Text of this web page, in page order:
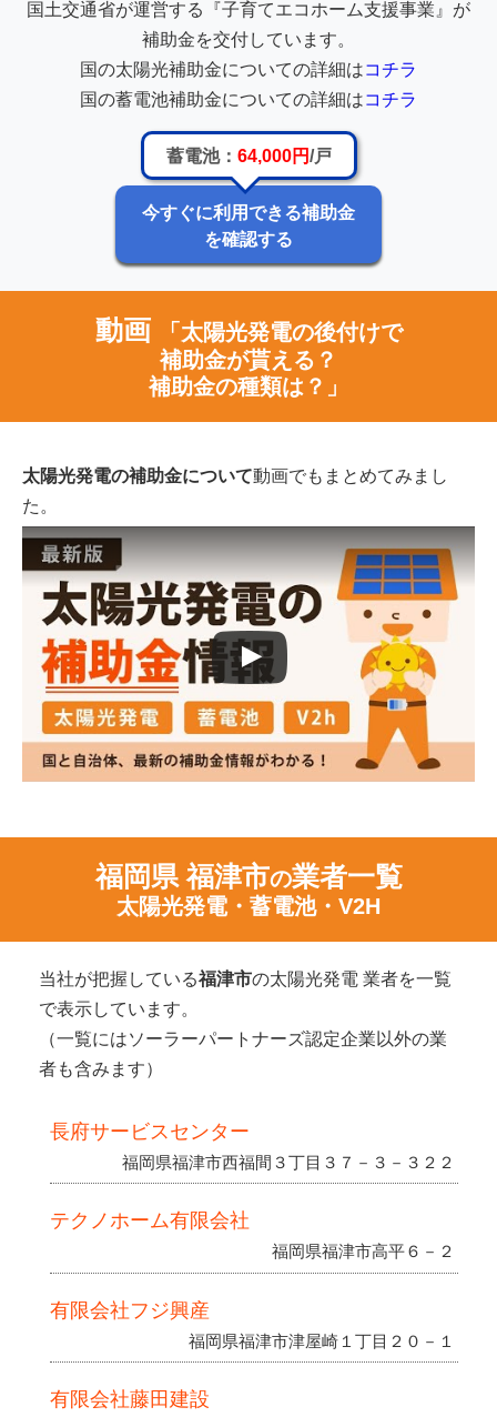
国土交通省が運営する『子育てエコホーム支援事業』が
補助金を交付しています。
国の太陽光補助金についての詳細はコチラ
国の蓄電池補助金についての詳細はコチラ
蓄電池： 64,000円/戸
今すぐに利用できる補助金
を確認する
動画
「太陽光発電の後付けで
補助金が貰える？
補助金の種類は？」
太陽光発電の補助金について動画でもまとめてみまし
た。
福岡県 福津市の業者一覧
太陽光発電・蓄電池・V2H
当社が把握している福津市の太陽光発電 業者を一覧
で表示しています。
（一覧にはソーラーパートナーズ認定企業以外の業
者も含みます）
長府サービスセンター
福岡県福津市西福間３丁目３７－３－３２２
テクノホーム有限会社
福岡県福津市高平６－２
有限会社フジ興産
福岡県福津市津屋崎１丁目２０－１
有限会社藤田建設